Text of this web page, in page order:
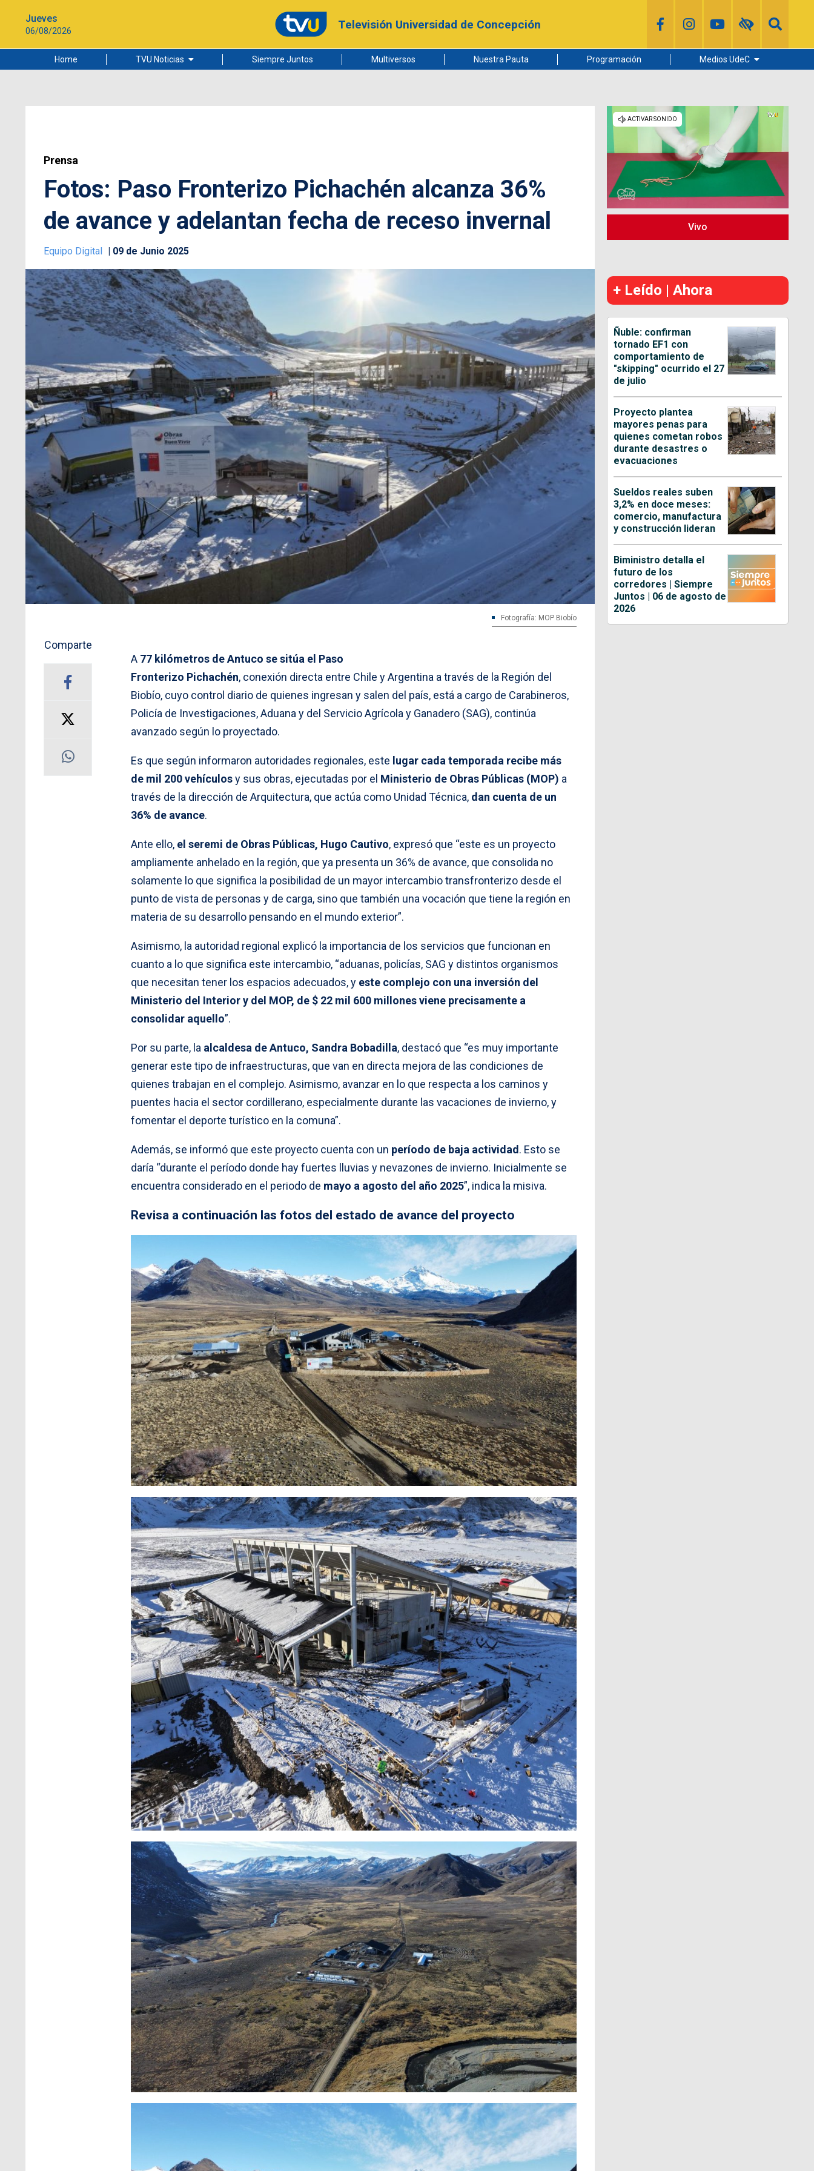
Jueves
06/08/2026 Televisión Universidad de Concepción
Home TVU Noticias
Ciudad
Siempre Juntos Multiversos Nuestra Pauta Programación Medios UdeC
Radio UdeC
Noticias UdeC
La Discusión
Prensa
Fotos: Paso Fronterizo Pichachén alcanza 36%
de avance y adelantan fecha de receso invernal
Equipo Digital 09 de Junio 2025
Fotografía: MOP Biobío
Comparte
A 77 kilómetros de Antuco se sitúa el Paso
Fronterizo Pichachén, conexión directa entre Chile y Argentina a través de la Región del
Biobío, cuyo control diario de quienes ingresan y salen del país, está a cargo de Carabineros,
Policía de Investigaciones, Aduana y del Servicio Agrícola y Ganadero (SAG), continúa
avanzado según lo proyectado.
Es que según informaron autoridades regionales, este lugar cada temporada recibe más
de mil 200 vehículosy sus obras, ejecutadas por el Ministerio de Obras Públicas (MOP) a
través de la dirección de Arquitectura, que actúa como Unidad Técnica, dan cuenta de un
36% de avance.
Ante ello, el seremi de Obras Públicas, Hugo Cautivo, expresó que “este es un proyecto
ampliamente anhelado en la región, que ya presenta un 36% de avance, que consolida no
solamente lo que significa la posibilidad de un mayor intercambio transfronterizo desde el
punto de vista de personas y de carga, sino que también una vocación que tiene la región en
materia de su desarrollo pensando en el mundo exterior”.
Asimismo, la autoridad regional explicó la importancia de los servicios que funcionan en
cuanto a lo que significa este intercambio, “aduanas, policías, SAG y distintos organismos
que necesitan tener los espacios adecuados, y este complejo con una inversión del
Ministerio del Interior y del MOP, de $ 22 mil 600 millones viene precisamente a
consolidar aquello”.
Por su parte, la alcaldesa de Antuco, Sandra Bobadilla, destacó que “es muy importante
generar este tipo de infraestructuras, que van en directa mejora de las condiciones de
quienes trabajan en el complejo. Asimismo, avanzar en lo que respecta a los caminos y
puentes hacia el sector cordillerano, especialmente durante las vacaciones de invierno, y
fomentar el deporte turístico en la comuna”.
Además, se informó que este proyecto cuenta con un período de baja actividad . Esto se
daría “durante el período donde hay fuertes lluvias y nevazones de invierno. Inicialmente se
encuentra considerado en el periodo de mayo a agosto del año 2025”, indica la misiva.
Revisa a continuación las fotos del estado de avance del proyecto
Vivo
+ Leído | Ahora
Ñuble: confirman
tornado EF1 con
comportamiento de
"skipping" ocurrido el 27
de julio
Proyecto plantea
mayores penas para
quienes cometan robos
durante desastres o
evacuaciones
Sueldos reales suben
3,2% en doce meses:
comercio, manufactura
y construcción lideran
Biministro detalla el
futuro de los
corredores | Siempre
Juntos | 06 de agosto de
2026